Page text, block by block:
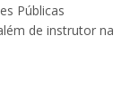
Públicas
de instrutor na